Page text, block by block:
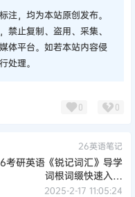
注，均为本站原创发布。
禁止复制、盗用、采集、
体平台。如若本站内容侵
处理。
0 0
26英语笔记
考研英语《锐记词汇》导学
词根词缀快速入门
（Monkey）
2025-2-17 11:05:24